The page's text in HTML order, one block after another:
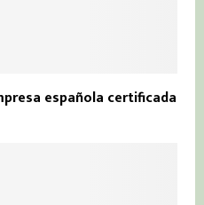
española certificada